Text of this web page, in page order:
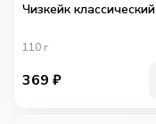
Чизкейк классический
110 г
369 ₽